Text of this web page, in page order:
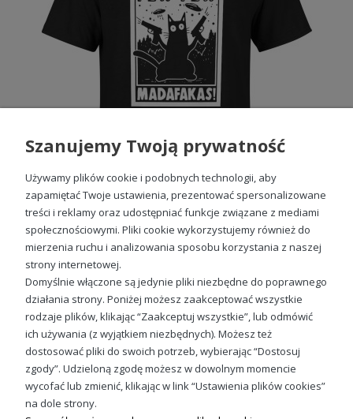
Koszulka Pew Pew Madafakas cat męska z nadrukiem
49,98 zł
Sprawdź nasze social media
Szanujemy Twoją prywatność
Używamy plików cookie i podobnych technologii, aby
zapamiętać Twoje ustawienia, prezentować spersonalizowane
treści i reklamy oraz udostępniać funkcje związane z mediami
społecznościowymi. Pliki cookie wykorzystujemy również do
mierzenia ruchu i analizowania sposobu korzystania z naszej
strony internetowej.
Domyślnie włączone są jedynie pliki niezbędne do poprawnego
działania strony. Poniżej możesz zaakceptować wszystkie
rodzaje plików, klikając “Zaakceptuj wszystkie”, lub odmówić
ich używania (z wyjątkiem niezbędnych). Możesz też
dostosować pliki do swoich potrzeb, wybierając “Dostosuj
zgody”. Udzieloną zgodę możesz w dowolnym momencie
wycofać lub zmienić, klikając w link “Ustawienia plików cookies”
na dole strony.